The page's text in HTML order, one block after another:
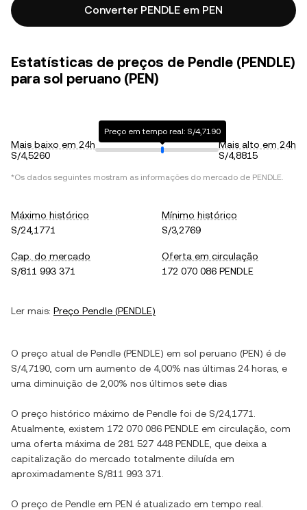
Converter PENDLE em PEN
Estatísticas de preços de Pendle (PENDLE)
para sol peruano (PEN)
Mais baixo em 24h
S/4,5260
Preço em tempo real: S/4,7190
Mais alto em 24h
S/4,8815
*Os dados seguintes mostram as informações do mercado de PENDLE.
Máximo histórico
S/24,1771
Mínimo histórico
S/3,2769
Cap. do mercado
S/811 993 371
Oferta em circulação
172 070 086 PENDLE
Ler mais: Preço Pendle (PENDLE)
O preço atual de Pendle (PENDLE) em sol peruano (PEN) é de
S/4,7190 , com um aumento de 4,00% nas últimas 24 horas, e
uma diminuição de 2,00% nos últimos sete dias
O preço histórico máximo de Pendle foi de S/24,1771
Atualmente, existem 172 070 086 PENDLE em circulação, com
uma oferta máxima de 281 527 448 PENDLE , que deixa a
capitalização do mercado totalmente diluída em
aproximadamente S/811 993 371
O preço de Pendle em PEN é atualizado em tempo real.